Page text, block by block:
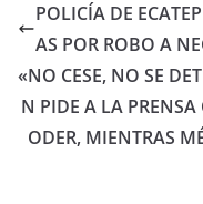
POLICÍA DE
AS POR ROBO A
«NO CESE, NO SE
N PIDE A LA
ODER, MIENTRAS